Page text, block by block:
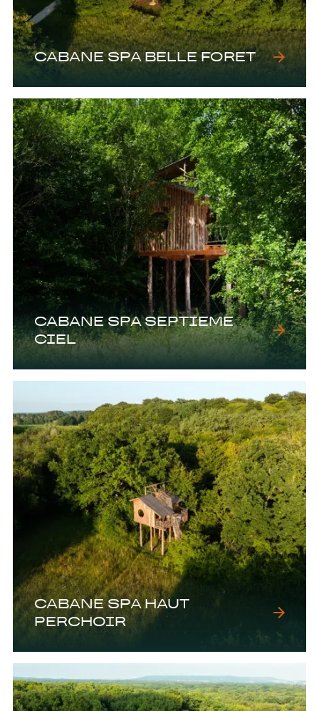
CABANE SPA BELLE FORET
CABANE SPA SEPTIEME
CIEL
CABANE SPA HAUT
PERCHOIR